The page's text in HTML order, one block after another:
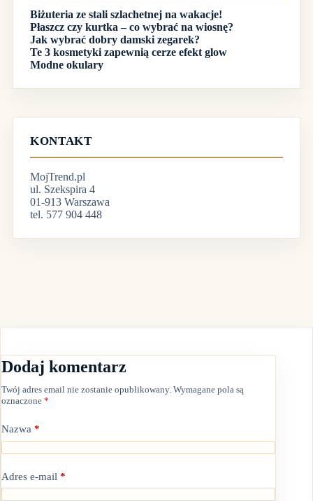
Biżuteria ze stali szlachetnej na wakacje!
Płaszcz czy kurtka – co wybrać na wiosnę?
Jak wybrać dobry damski zegarek?
Te 3 kosmetyki zapewnią cerze efekt glow
Modne okulary
KONTAKT
MojTrend.pl
ul. Szekspira 4
01-913 Warszawa
tel. 577 904 448
Dodaj komentarz
Twój adres email nie zostanie opublikowany. Wymagane pola są
oznaczone *
Nazwa *
Adres e-mail *